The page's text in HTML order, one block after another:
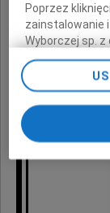
Poprzez
zainstalowanie
Wyborczej sp. z
na Twoim
chwili zmienić
ponownie
preferencjami
odnośnik
przechodząc do